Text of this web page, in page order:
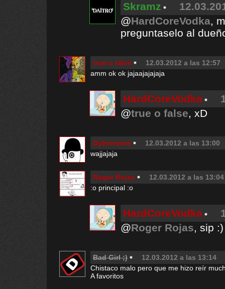
Skramz
@HardCoreVodka,
preguntaselo al
true o false
12.03.2012 a las 12:57
amm ok ok jajaajajajaja
HardCoreVodka
@true o false, xD
Dyfrrerente
12.03.2012 a las 13:00
wajjajaja
Roger Rojas
12.03.2012 a las 13:04
:o principal :o
HardCoreVodka
@Roger Rojas, sip :)
Bad Girl ;)
12.03.2012 a las 13:14
Chistaco malo pero que me hizo reír
A favoritos